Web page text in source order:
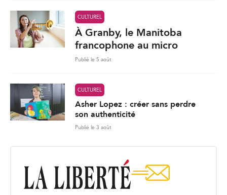
CULTUREL
À Granby, le Manitoba
francophone au micro
Publié le 5 août
CULTUREL
Asher Lopez : créer sans perdre
son authenticité
Publié le 3 août